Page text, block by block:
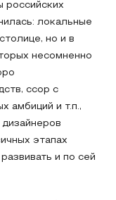
российских
локальные
но и в
несомненно
ссор с
амбиций и т.п.,
этапах
и по сей